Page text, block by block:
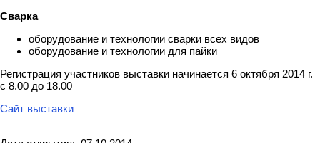
Сварка
оборудование и технологии сварки всех видов
оборудование и технологии для пайки
Регистрация участников выставки начинается 6 октября 2014 г.
с 8.00 до 18.00
Сайт выставки